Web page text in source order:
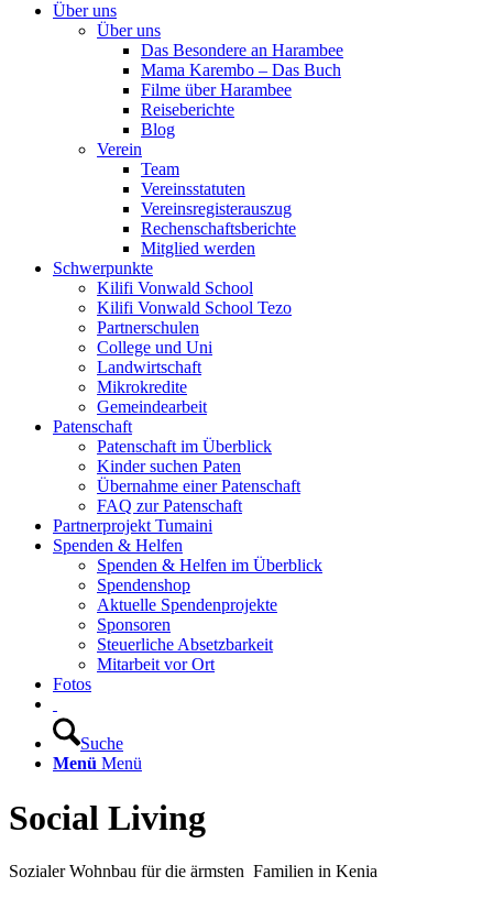
Über uns
Über uns
Das Besondere an Harambee
Mama Karembo – Das Buch
Filme über Harambee
Reiseberichte
Blog
Verein
Team
Vereinsstatuten
Vereinsregisterauszug
Rechenschaftsberichte
Mitglied werden
Schwerpunkte
Kilifi Vonwald School
Kilifi Vonwald School Tezo
Partnerschulen
College und Uni
Landwirtschaft
Mikrokredite
Gemeindearbeit
Patenschaft
Patenschaft im Überblick
Kinder suchen Paten
Übernahme einer Patenschaft
FAQ zur Patenschaft
Partnerprojekt Tumaini
Spenden & Helfen
Spenden & Helfen im Überblick
Spendenshop
Aktuelle Spendenprojekte
Sponsoren
Steuerliche Absetzbarkeit
Mitarbeit vor Ort
Fotos
Suche
Menü Menü
Social Living
Sozialer Wohnbau für die ärmsten Familien in Kenia